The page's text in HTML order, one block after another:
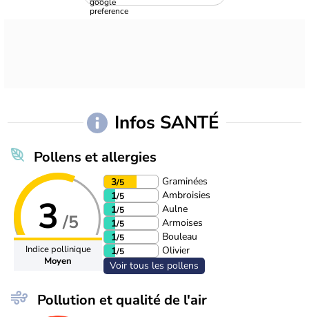
Infos SANTÉ
Pollens et allergies
3 /5
Indice pollinique
Moyen
3/5
Graminées
1/5
Ambroisies
1/5
Aulne
1/5
Armoises
1/5
Bouleau
1/5
Olivier
Voir tous les pollens
Pollution et qualité de l'air